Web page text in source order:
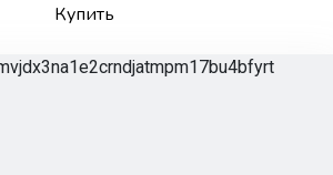
Купить